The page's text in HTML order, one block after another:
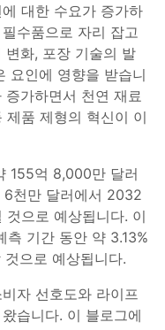
대한 수요가 증가하
수품으로 자리 잡고
변화, 포장 기술의 발
요인에 영향을 받습니
가하면서 천연 재료
품 제형의 혁신이 이
155억 8,000만 달러
6천만 달러에서 2032
으로 예상됩니다. 이
기간 동안 약 3.13%
으로 예상됩니다.
자 선호도와 라이프
습니다. 이 블로그에